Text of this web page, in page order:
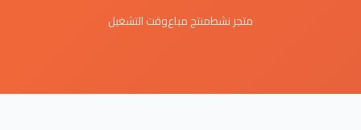
متجر نشطمنتج مباعوقت التشغيل